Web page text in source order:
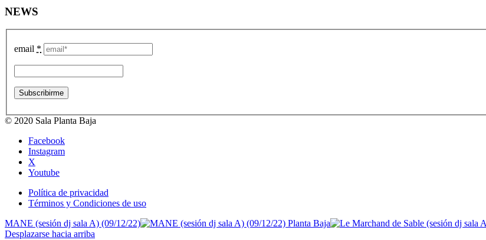
NEWS
email *
© 2020 Sala Planta Baja
Facebook
Instagram
X
Youtube
Política de privacidad
Términos y Condiciones de uso
MANE (sesión dj sala A) (09/12/22)
Desplazarse hacia arriba